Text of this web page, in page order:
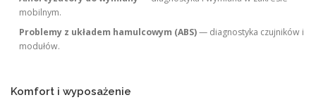
mobilnym.
Problemy z układem hamulcowym (ABS)— diagnostyka czujników i
modułów.
Komfort i wyposażenie